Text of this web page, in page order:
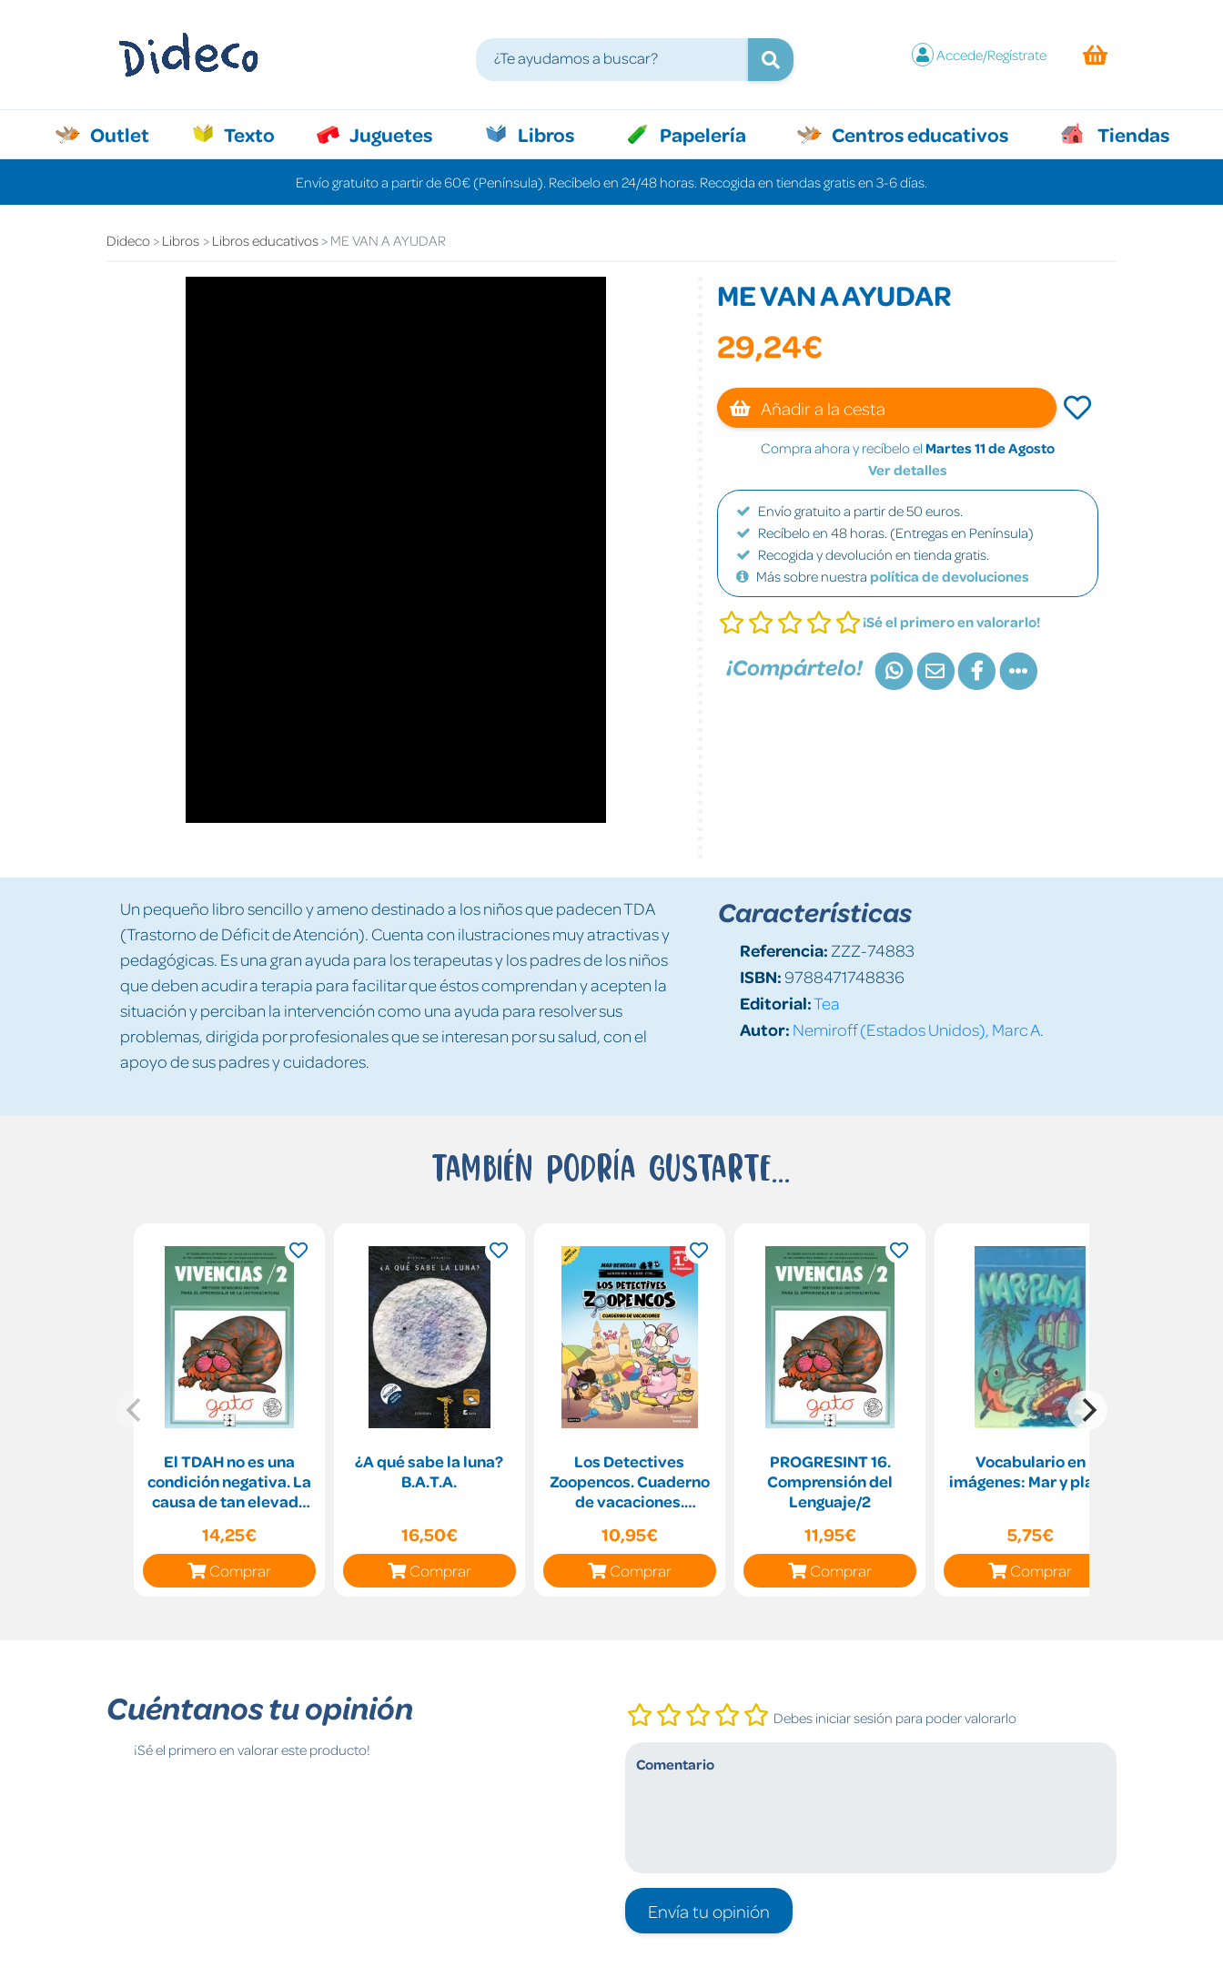
Accede/Regístrate
Outlet Texto Juguetes Libros Papelería Centros educativos Tiendas
Envío gratuito a partir de 60€ (Península). Recíbelo en 24/48 horas. Recogida en tiendas gratis en 3-6 días.
Dideco Libros Libros educativos ME VAN A AYUDAR
ME VAN A AYUDAR
29,24€
Añadir a la cesta
Compra ahora y recíbelo el Martes 11 de Agosto
Ver detalles
Envío gratuito a partir de 50 euros.
Recíbelo en 48 horas. (Entregas en Península)
Recogida y devolución en tienda gratis.
Más sobre nuestra política de devoluciones
¡Sé el primero en valorarlo!
¡Compártelo!
Un pequeño libro sencillo y ameno destinado a los niños que padecen TDA
(Trastorno de Déficit de Atención). Cuenta con ilustraciones muy atractivas y
pedagógicas. Es una gran ayuda para los terapeutas y los padres de los niños
que deben acudir a terapia para facilitar que éstos comprendan y acepten la
situación y perciban la intervención como una ayuda para resolver sus
problemas, dirigida por profesionales que se interesan por su salud, con el
apoyo de sus padres y cuidadores.
Características
Referencia: ZZZ-74883
ISBN:9788471748836
Editorial:Tea
Autor: Nemiroff (Estados Unidos), Marc A.
También podría gustarte...
El TDAH no es una
condición negativa. La
causa de tan elevado
14,25€
Comprar
¿A qué sabe la luna?
B.A.T.A.
16,50€
Comprar
Los Detectives
Zoopencos. Cuaderno
de vacaciones.
Primaria
10,95€
Comprar
PROGRESINT 16.
Comprensión del
Lenguaje/2
11,95€
Comprar
Vocabulario en
imágenes: Mar y playa
5,75€
Comprar
Cuéntanos tu opinión
¡Sé el primero en valorar este producto!
Debes iniciar sesión para poder valorarlo
Envía tu opinión